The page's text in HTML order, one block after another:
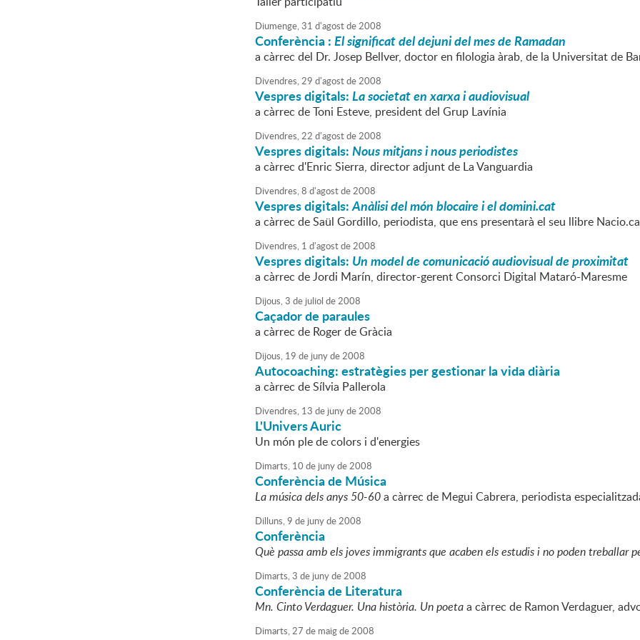
Diumenge,31 d'agostde2008
Conferència :El significat del dejuni del mes de Ramadan
a càrrec del Dr. Josep Bellver, doctor en filologia àrab, de la Universitat de
Divendres,29 d'agostde2008
Vespres digitals:La societat en xarxa i audiovisual
a càrrec de Toni Esteve, president del Grup Lavínia
Divendres,22 d'agostde2008
Vespres digitals:Nous mitjans i nous periodistes
a càrrec d'Enric Sierra, director adjunt de La Vanguardia
Divendres,8 d'agostde2008
Vespres digitals:Anàlisi del món blocaire i el domini.cat
a càrrec de Saül Gordillo, periodista, que ens presentarà el seu llibre
Divendres, 1 d'agostde2008
Vespres digitals: Un model de comunicació audiovisual de proximitat
a càrrec de Jordi Marín, director-gerent Consorci Digital Mataró-Maresme
Dijous,3 de juliol de2008
Caçador de paraules
a càrrec de Roger de Gràcia
Dijous, 19 de junyde2008
Autocoaching: estratègies per gestionar la vida diària
a càrrec de Sílvia Pallerola
Divendres, 13 de junyde2008
L'Univers Auric
Un món ple de colors i d'energies
Dimarts, 10 de junyde2008
Conferència de Música
La música dels anys 50-60a càrrec de Megui Cabrera, periodista
Dilluns,9 de junyde2008
Conferència
Què passa amb els joves immigrants que acaben els estudis i no poden treballar
Dimarts,3 de junyde2008
Conferència de Literatura
Mn. Cinto Verdaguer. Una història. Un poetaa càrrec de Ramon Verdaguer,
Dimarts,27 de maigde2008